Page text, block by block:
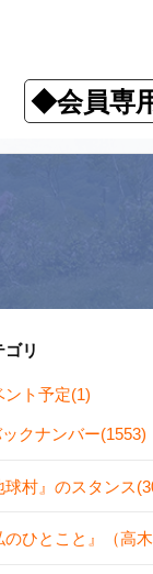
◆会員専
ゴリ
ント予定(1)
クナンバー(1553)
球村』のスタンス
のひとこと』（高